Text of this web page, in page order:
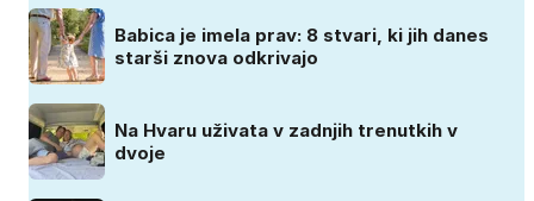
Babica je imela prav: 8 stvari, ki jih danes
starši znova odkrivajo
Na Hvaru uživata v zadnjih trenutkih v
dvoje